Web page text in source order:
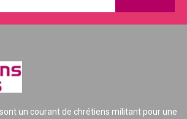
sont un courant de chrétiens militant pour une